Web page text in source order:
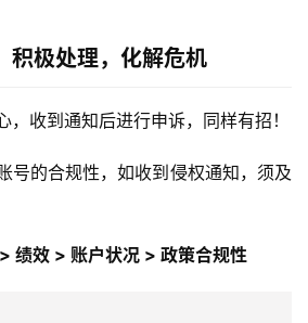
积极处理，化解危机
，收到通知后进行申诉，同样有招！
号的合规性，如收到侵权通知，须及
绩效 > 账户状况 > 政策合规性